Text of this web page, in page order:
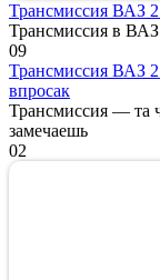
Трансмиссия ВАЗ
Трансмиссия в
09
Трансмиссия ВАЗ
впросак
Трансмиссия — та
замечаешь
02